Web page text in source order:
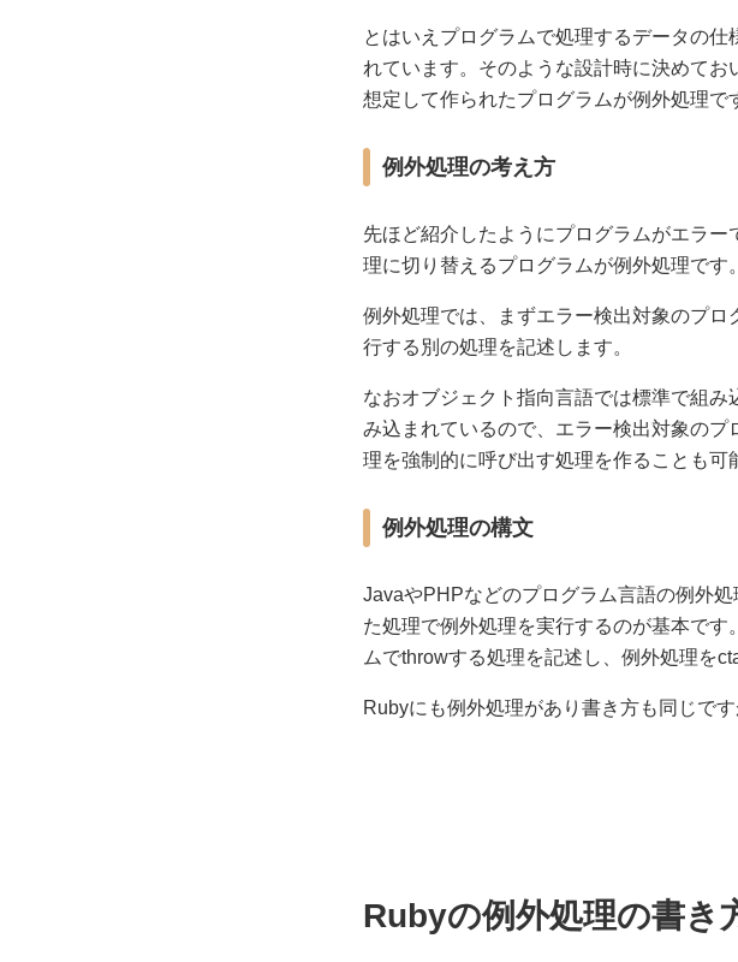
とはいえプログラムで処理するデータの
れています。そのような設計時に決めて
想定して作られたプログラムが例外処理で
例外処理の考え方
先ほど紹介したようにプログラムがエラ
理に切り替えるプログラムが例外処理です。
例外処理では、まずエラー検出対象のプ
行する別の処理を記述します。
なおオブジェクト指向言語では標準で組
み込まれているので、エラー検出対象の
理を強制的に呼び出す処理を作ることも可
例外処理の構文
JavaやPHPなどのプログラム言語の例外
た処理で例外処理を実行するのが基本で
ムでthrowする処理を記述し、例外処理を
Rubyにも例外処理があり書き方も同じで
Rubyの例外処理の書き